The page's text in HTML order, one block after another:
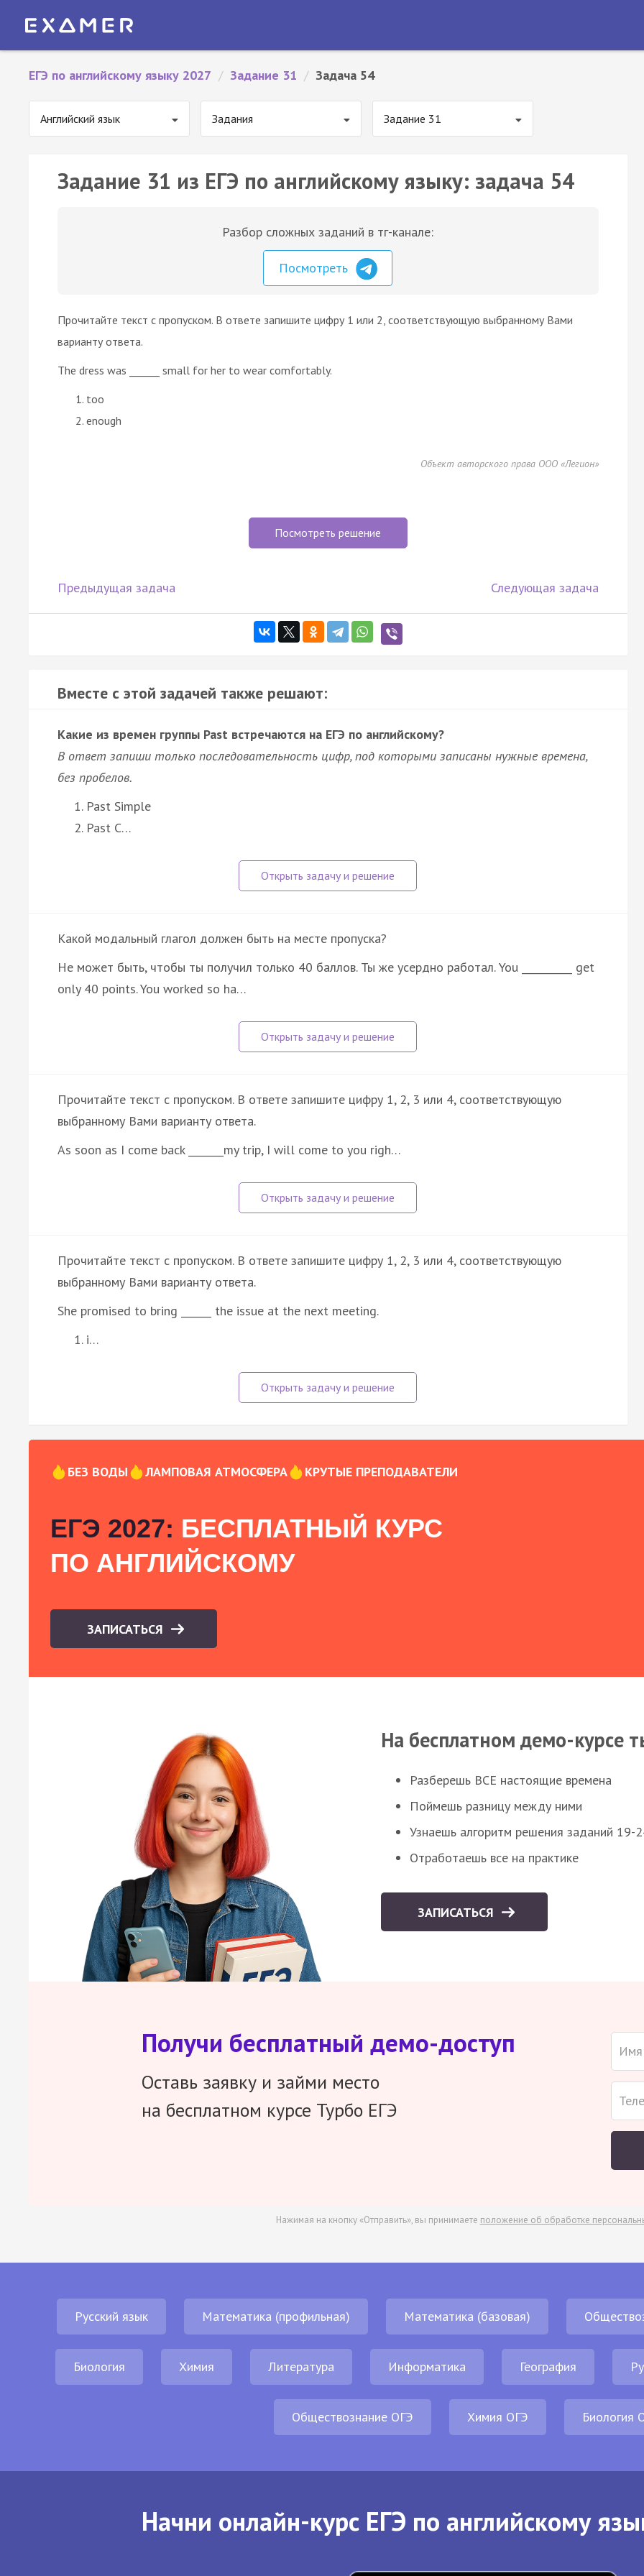
ЕГЭ по английскому языку 2027 / Задание 31 / Задача 54
Английский язык Задания Задание 31
Задание 31 из ЕГЭ по английскому языку: задача 54
Разбор сложных заданий в тг-канале:
Посмотреть
Прочитайте текст с пропуском. В ответе запишите цифру 1 или 2, соответствующую выбранному Вами
варианту ответа.
The dress was ______ small for her to wear comfortably.
too
enough
Объект авторского права ООО «Легион»
Посмотреть решение
Предыдущая задача Следующая задача
Вместе с этой задачей также решают:
Какие из времен группы Past встречаются на ЕГЭ по английскому?
В ответ запиши только последовательность цифр, под которыми записаны нужные времена,
без пробелов.
Past Simple
Past C…
Какой модальный глагол должен быть на месте пропуска?
He может быть, чтобы ты получил только 40 баллов. Ты же усердно работал. You __________ get
only 40 points. You worked so ha…
Прочитайте текст с пропуском. В ответе запишите цифру 1, 2, 3 или 4, соответствующую
выбранному Вами варианту ответа.
As soon as I come back _______my trip, I will come to you righ…
Прочитайте текст с пропуском. В ответе запишите цифру 1, 2, 3 или 4, соответствующую
выбранному Вами варианту ответа.
She promised to bring ______ the issue at the next meeting.
i…
БЕЗ ВОДЫ ЛАМПОВАЯ АТМОСФЕРА КРУТЫЕ ПРЕПОДАВАТЕЛИ
ЕГЭ 2027: БЕСПЛАТНЫЙ КУРС
ПО АНГЛИЙСКОМУ
ЗАПИСАТЬСЯ
На бесплатном демо-курсе
Разберешь ВСЕ настоящие времена
Поймешь разницу между ними
Узнаешь алгоритм решения заданий 19-
Отработаешь все на практике
ЗАПИСАТЬСЯ
Получи бесплатный демо-доступ
Оставь заявку и займи место
на бесплатном курсе Турбо ЕГЭ
Нажимая на кнопку «Отправить», вы принимаете положение об обработке
Русский язык Математика (профильная) Математика (базовая)
Биология Химия Литература Информатика География
Обществознание ОГЭ Химия ОГЭ Биология
Начни онлайн-курс ЕГЭ по английскому